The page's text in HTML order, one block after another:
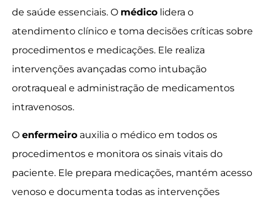
de saúde essenciais. O médico lidera o
atendimento clínico e toma decisões críticas sobre
procedimentos e medicações. Ele realiza
intervenções avançadas como intubação
orotraqueal e administração de medicamentos
intravenosos.
O enfermeiro auxilia o médico em todos os
procedimentos e monitora os sinais vitais do
paciente. Ele prepara medicações, mantém acesso
venoso e documenta todas as intervenções